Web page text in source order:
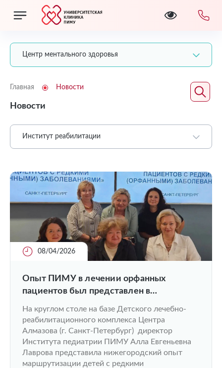
Центр ментального здоровья
Главная Новости
Новости
Институт реабилитации
08/04/2026
Опыт ПИМУ в лечении орфанных
пациентов был представлен в
федеральной повестке
На круглом столе на базе Детского лечебно-
реабилитационного комплекса Центра
Алмазова (г. Санкт-Петербург) директор
Института педиатрии ПИМУ Алла Евгеньевна
Лаврова представила нижегородский опыт
маршрутизации детей с редкими